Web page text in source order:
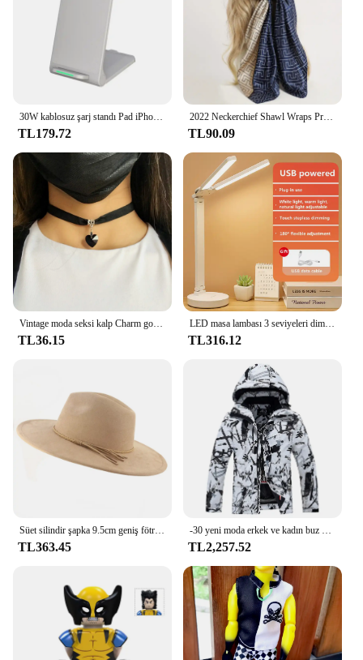
30W kablosuz şarj standı Pad iPhone 15 14 13 12 11 Pro Samsung Xiaomi telefonu şarj indüksiyon hızlı şarj Dock istasyonu
TL179.72
2022 Neckerchief Shawl Wraps Print Silk Satin Scarf Square Women Muslim Hijab Elegant Headband
TL90.09
Vintage moda seksi kalp Charm gotik yaka kolye gotik kalp kilit Harajuku kadın hediye siyah deri Punk gerdanlık kolye
TL36.15
LED masa lambası 3 seviyeleri dim dokunmatik gece lambası USB şarj edilebilir göz koruması katlanabilir masa yatak odası için lamba başucu Readin
TL316.12
Süet silindir şapka 9.5cm geniş fötr şapka şapka erkek kadın sonbahar kış keçe caz şapka klasik kilise Fedoras Chapeau Sombrero Mujer
TL363.45
-30 yeni moda erkek ve kadın buz kar takım elbise su geçirmez kış kostümleri snowboard giyim kayak ceketleri + askı pantolon
TL2,257.52